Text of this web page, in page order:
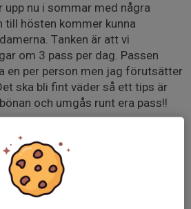
nu i sommar med några
till hösten kommer kunna
Tanken är att vi
om 3 pass per dag. Passen
en per person men jag förutsätter
ska bli fint väder så ett tips är
och umgås runt era pass!!
för 2 pers och tanken är att man
inte tar denna helg kan
nästa helg. Man får självklart
fler och vill ni stå med någon
skriv i kommentaren och till